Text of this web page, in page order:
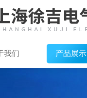
我们 产品展示